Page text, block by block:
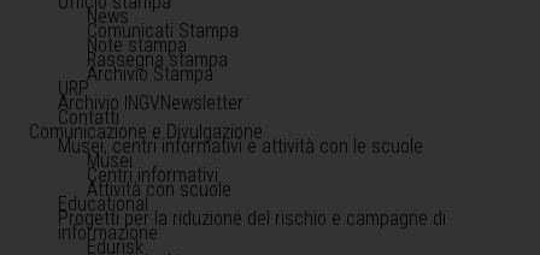
News
Comunicati Stampa
Note stampa
Rassegna stampa
Archivio Stampa
URP
Archivio INGVNewsletter
Contatti
Comunicazione e Divulgazione
Musei, centri informativi e attività con le scuole
Musei
Centri informativi
Attività con scuole
Educational
Progetti per la riduzione del rischio e campagne di
informazione
Edurisk